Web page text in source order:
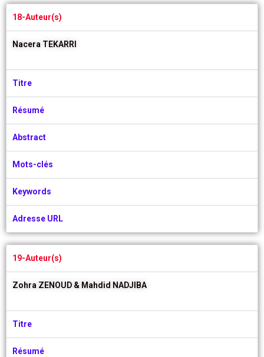
18-Auteur(s)
Nacera TEKARRI
Titre
Résumé
Abstract
Mots-clés
Keywords
Adresse URL
19-Auteur(s)
Zohra ZENOUD & Mahdid NADJIBA
Titre
Résumé